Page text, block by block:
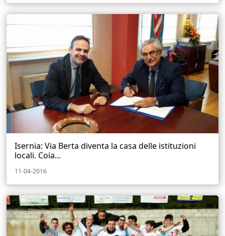
Isernia: Via Berta diventa la casa delle istituzioni
locali. Coia...
11-04-2016